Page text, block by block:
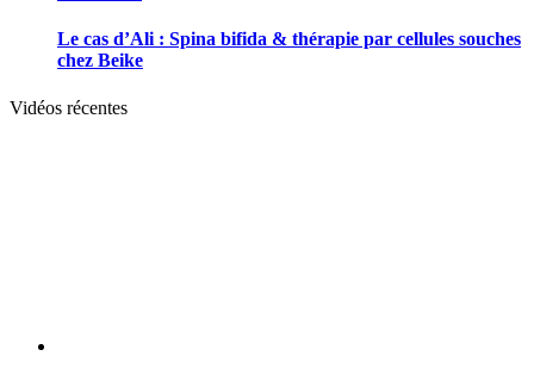
Le cas d’Ali : Spina bifida & thérapie par cellules souches
chez Beike
Vidéos récentes